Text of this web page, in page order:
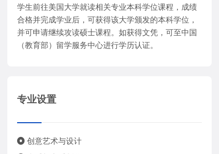
学生前往美国大学就读相关专业本科学位课程，成绩
合格并完成学业后，可获得该大学颁发的本科学位，
并可申请继续攻读硕士课程。如获得文凭，可至中国
（教育部）留学服务中心进行学历认证。
专业设置
创意艺术与设计